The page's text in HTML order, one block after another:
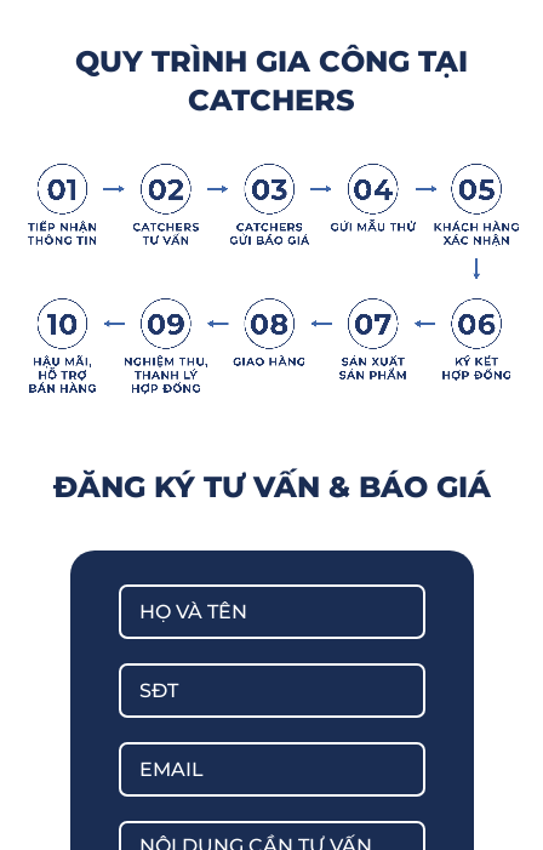
QUY TRÌNH GIA CÔNG TẠI
CATCHERS
ĐĂNG KÝ TƯ VẤN & BÁO GIÁ